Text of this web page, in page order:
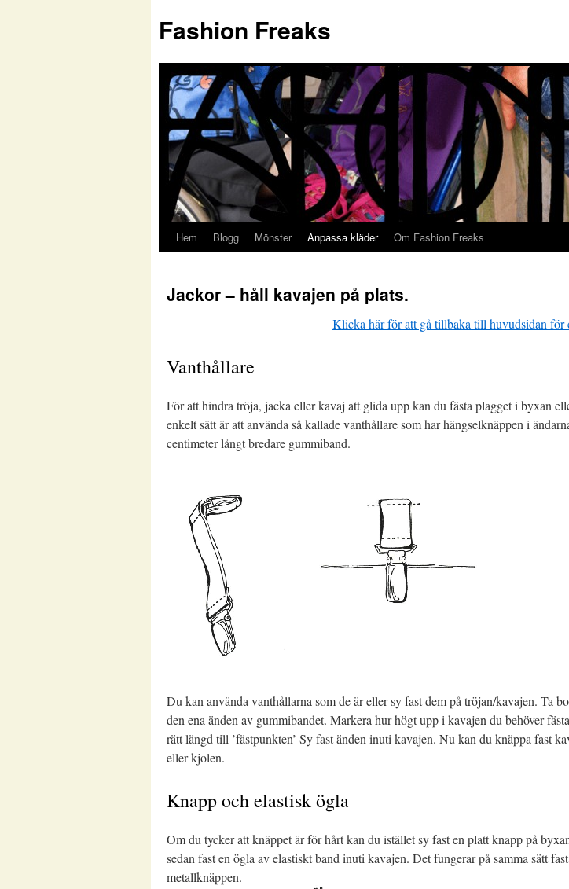
Fashion Freaks
Hem Blogg Mönster Anpassa kläder Om Fashion Freaks
Jackor – håll kavajen på plats.
Klicka här för att gå tillbaka till huvudsidan för
Vanthållare
För att hindra tröja, jacka eller kavaj att glida upp kan du fästa plagget i byxan
enkelt sätt är att använda så kallade vanthållare som har hängselknäppen i
centimeter långt bredare gummiband.
Du kan använda vanthållarna som de är eller sy fast dem på tröjan/kavajen. Ta
den ena änden av gummibandet. Markera hur högt upp i kavajen du behöver
rätt längd till ’fästpunkten’ Sy fast änden inuti kavajen. Nu kan du knäppa fast
eller kjolen.
Knapp och elastisk ögla
Om du tycker att knäppet är för hårt kan du istället sy fast en platt knapp på
sedan fast en ögla av elastiskt band inuti kavajen. Det fungerar på samma sätt
metallknäppen.